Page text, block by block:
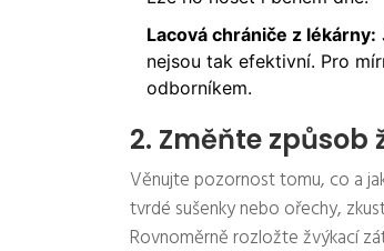
Lacová chrániče z lékárny:
nejsou tak efektivní. Pro
odborníkem.
2. Změňte způsob
Věnujte pozornost tomu, co a
tvrdé sušenky nebo ořechy,
Rovnoměrně rozložte žvýkací